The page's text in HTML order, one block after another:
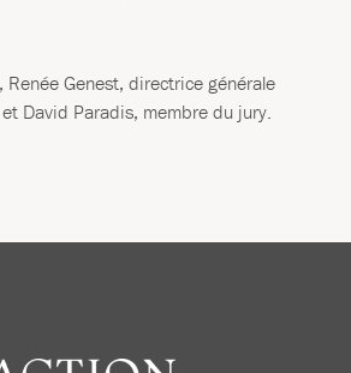
Renée Genest, directrice générale
David Paradis, membre du jury.